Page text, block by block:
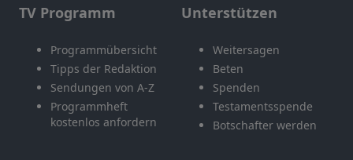
TV Programm
Programmübersicht
Tipps der Redaktion
Sendungen von A-Z
Programmheft
kostenlos anfordern
Unterstützen
Weitersagen
Beten
Spenden
Testamentsspende
Botschafter werden